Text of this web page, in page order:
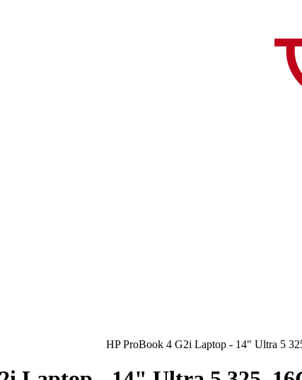
HP ProBook 4 G2i Laptop - 14" Ultra 5